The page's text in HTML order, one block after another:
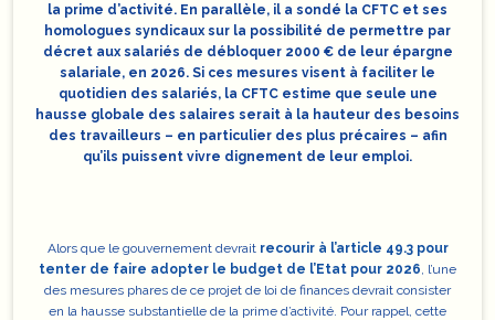
la prime d’activité. En parallèle, il a sondé la CFTC et ses
homologues syndicaux sur la possibilité de permettre par
décret aux salariés de débloquer 2000 € de leur épargne
salariale, en 2026. Si ces mesures visent à faciliter le
quotidien des salariés, la CFTC estime que seule une
hausse globale des salaires serait à la hauteur des besoins
des travailleurs – en particulier des plus précaires – afin
qu’ils puissent vivre dignement de leur emploi.
Alors que le gouvernement devrait recourir à l’article 49.3 pour
tenter de faire adopter le budget de l’Etat pour 2026, l’une
des mesures phares de ce projet de loi de finances devrait consister
en la hausse substantielle de la prime d’activité. Pour rappel, cette